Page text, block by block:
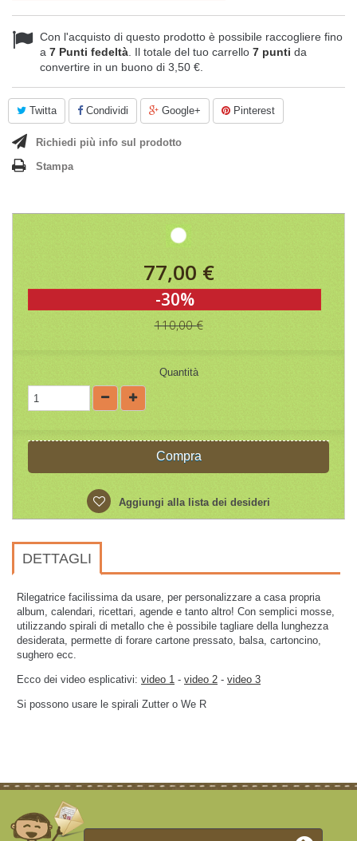
Con l'acquisto di questo prodotto è possibile raccogliere fino
a 7 Punti fedeltà . Il totale del tuo carrello 7 punti da
convertire in un buono di 3,50 €
Twitta Condividi Google+ Pinterest
Richiedi più info sul prodotto
Stampa
77,00 €
-30%
110,00 €
Quantità
Compra
Aggiungi alla lista dei desideri
DETTAGLI
Rilegatrice facilissima da usare, per personalizzare a casa propria
album, calendari, ricettari, agende e tanto altro! Con semplici mosse,
utilizzando spirali di metallo che è possibile tagliare della lunghezza
desiderata, permette di forare cartone pressato, balsa, cartoncino,
sughero ecc.
Ecco dei video esplicativi: video 1 - video 2 - video 3
Si possono usare le spirali Zutter o We R